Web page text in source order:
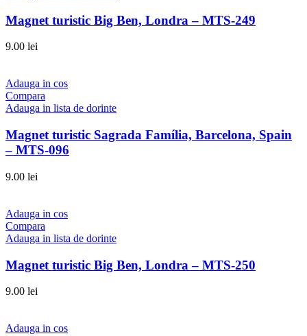
Magnet turistic Big Ben, Londra – MTS-249
9.00 lei
Adauga in cos
Compara
Adauga in lista de dorinte
Magnet turistic Sagrada Família, Barcelona, Spain
– MTS-096
9.00 lei
Adauga in cos
Compara
Adauga in lista de dorinte
Magnet turistic Big Ben, Londra – MTS-250
9.00 lei
Adauga in cos